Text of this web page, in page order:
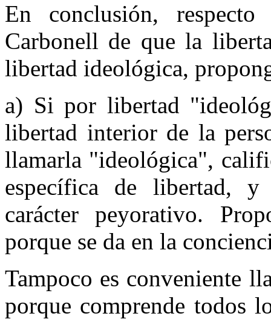
En conclusión,
Carbonell de que la
libertad ideológica,
a) Si por libertad
libertad interior de la
llamarla "ideológica",
específica de libertad,
carácter peyorativo.
porque se da en la
Tampoco es conveniente
porque comprende todos